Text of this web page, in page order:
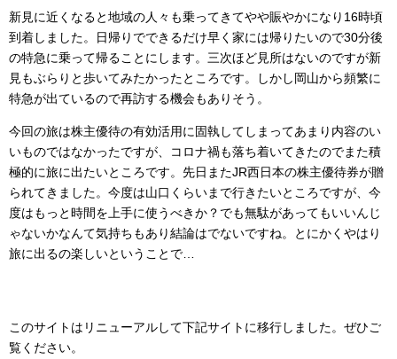
新見に近くなると地域の人々も乗ってきてやや賑やかになり16時頃
到着しました。日帰りでできるだけ早く家には帰りたいので30分後
の特急に乗って帰ることにします。三次ほど見所はないのですが新
見もぶらりと歩いてみたかったところです。しかし岡山から頻繁に
特急が出ているので再訪する機会もありそう。
今回の旅は株主優待の有効活用に固執してしまってあまり内容のい
いものではなかったですが、コロナ禍も落ち着いてきたのでまた積
極的に旅に出たいところです。先日またJR西日本の株主優待券が贈
られてきました。今度は山口くらいまで行きたいところですが、今
度はもっと時間を上手に使うべきか？でも無駄があってもいいんじ
ゃないかなんて気持ちもあり結論はでないですね。とにかくやはり
旅に出るの楽しいということで…
このサイトはリニューアルして下記サイトに移行しました。ぜひご
覧ください。